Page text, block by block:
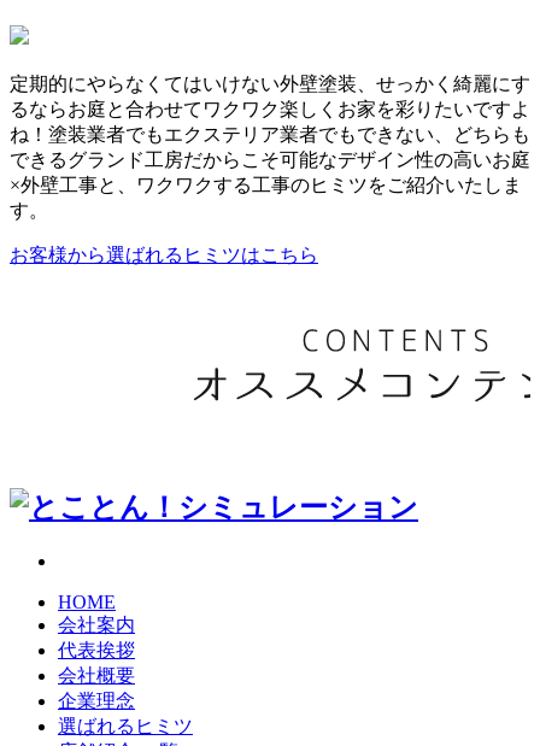
定期的にやらなくてはいけない外壁塗装、せっかく綺麗にす
るならお庭と合わせてワクワク楽しくお家を彩りたいですよ
ね！塗装業者でもエクステリア業者でもできない、どちらも
できるグランド工房だからこそ可能なデザイン性の高いお庭
×外壁工事と、ワクワクする工事のヒミツをご紹介いたしま
す。
お客様から選ばれるヒミツはこちら
HOME
会社案内
代表挨拶
会社概要
企業理念
選ばれるヒミツ